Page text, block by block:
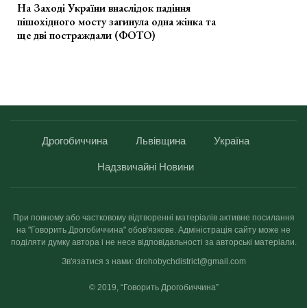
На Заході України внаслідок падіння
пішохідного мосту загинула одна жінка та
ще дві постраждали (ФОТО)
Дрогобиччина Львівщина Україна
Надзвичайні Новини
При повному або частковому відтворенні матеріалів активне посилання
на "Говорить Дрогобиччина" обов'язкове. Адміністрація сайту може не
поділяти думку автора і не несе відповідальності за авторські матеріали.
Зв'язатися з нами: drohobychdistrict@gmail.com
© 2019, “Говорить Дрогобиччина”